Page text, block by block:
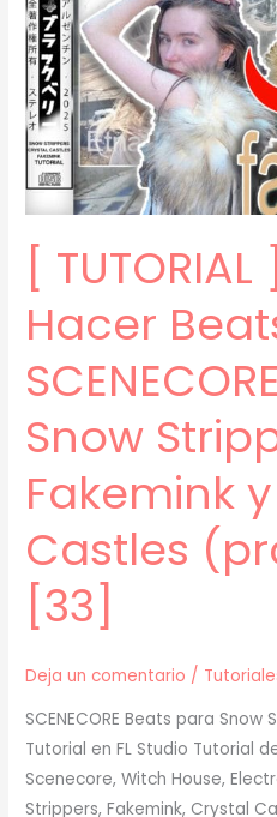
[
Hacer
Snow
Fakemink
Castles
[33]
Deja un comentario /
SCENECORE Beats para
Tutorial en FL Studio Tutorial
Scenecore, Witch House,
Strippers, Fakemink, Crystal